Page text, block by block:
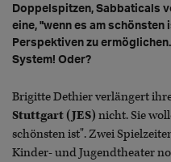
Doppelspitzen, Sabbaticals
eine, "wenn es am schönsten
Perspektiven zu
System! Oder?
Brigitte Dethier verlängert
Stuttgart (JES) nicht. Sie
schönsten ist". Zwei
Kinder- und Jugendtheater